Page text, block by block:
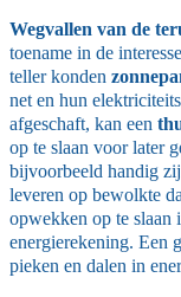
Wegvallen van de
toename in de
teller konden
net en hun
afgeschaft, kan een
op te slaan voor later
bijvoorbeeld handig
leveren op bewolkte
opwekken op te slaan
energierekening. Een
pieken en dalen in